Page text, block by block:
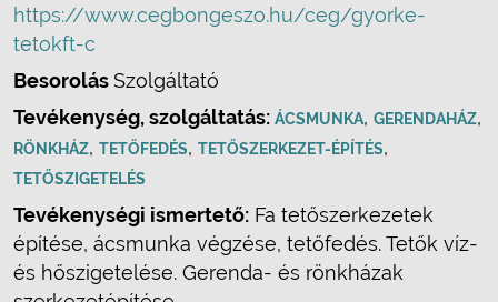
https://www.cegbongeszo.hu/ceg/gyorke-
tetokft-c
BesorolásSzolgáltató
Tevékenység, szolgáltatás: ÁCSMUNKA, GERENDAHÁZ,
RÖNKHÁZ, TETŐFEDÉS, TETŐSZERKEZET-ÉPÍTÉS,
TETŐSZIGETELÉS
Tevékenységi ismertető: Fa tetőszerkezetek
építése, ácsmunka végzése, tetőfedés. Tetők víz-
és hőszigetelése. Gerenda- és rönkházak